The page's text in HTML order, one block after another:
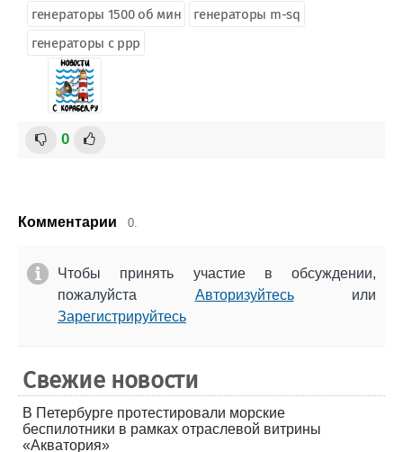
генераторы 1500 об мин
генераторы m-sq
генераторы с ррр
0
Комментарии 0.
Чтобы принять участие в обсуждении,
пожалуйста Авторизуйтесьили
Зарегистрируйтесь
Свежие новости
В Петербурге протестировали морские
беспилотники в рамках отраслевой витрины
«Акватория»